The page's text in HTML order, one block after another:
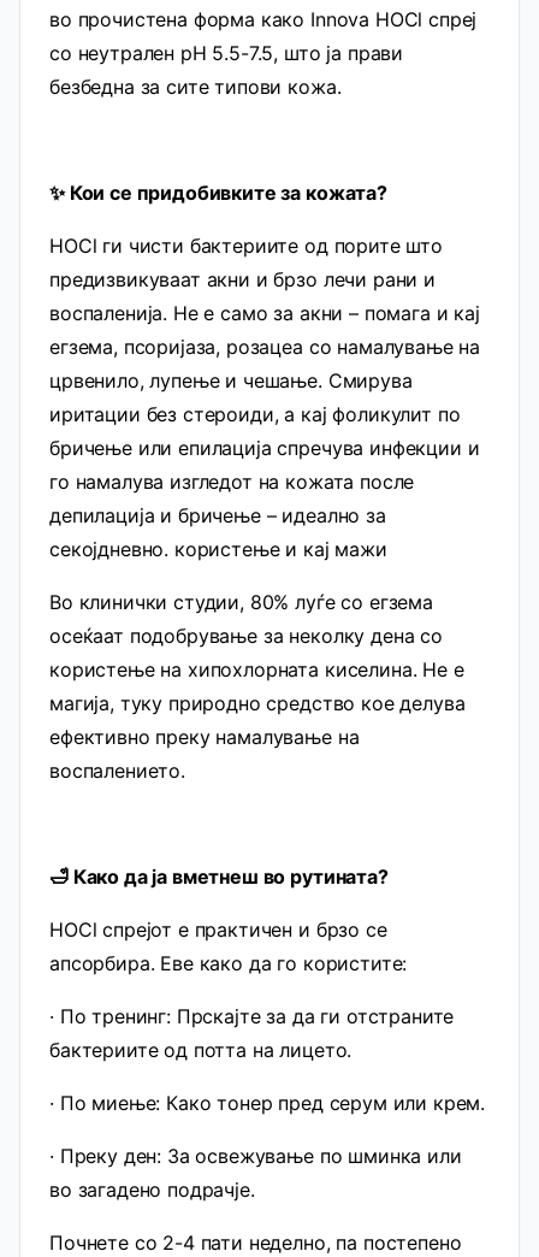
во прочистена форма како Innova HOCl спреј
со неутрален pH 5.5-7.5, што ја прави
безбедна за сите типови кожа.
✨ Кои се придобивките за кожата?
HOCl ги чисти бактериите од порите што
предизвикуваат акни и брзо лечи рани и
воспаленија. Не е само за акни – помага и кај
егзема, псоријаза, розацеа со намалување на
црвенило, лупење и чешање. Смирува
иритации без стероиди, а кај фоликулит по
бричење или епилација спречува инфекции и
го намалува изгледот на кожата после
депилација и бричење – идеално за
секојдневно. користење и кај мажи
Во клинички студии, 80% луѓе со егзема
осеќаат подобрување за неколку дена со
користење на хипохлорната киселина. Не е
магија, туку природно средство кое делува
ефективно преку намалување на
воспалението.
🛁 Како да ја вметнеш во рутината?
HOCl спрејот е практичен и брзо се
апсорбира. Еве како да го користите:
· По тренинг: Прскајте за да ги отстраните
бактериите од потта на лицето.
· По миење: Како тонер пред серум или крем.
· Преку ден: За освежување по шминка или
во загадено подрачје.
Почнете со 2-4 пати неделно, па постепено